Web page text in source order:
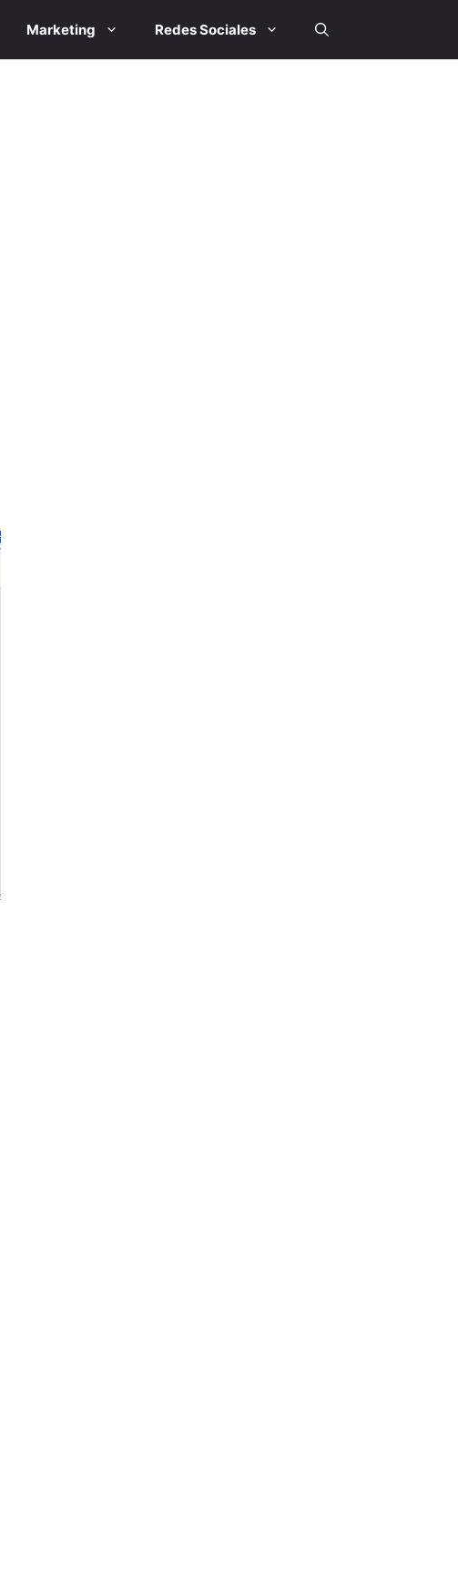
Marketing Redes Sociales